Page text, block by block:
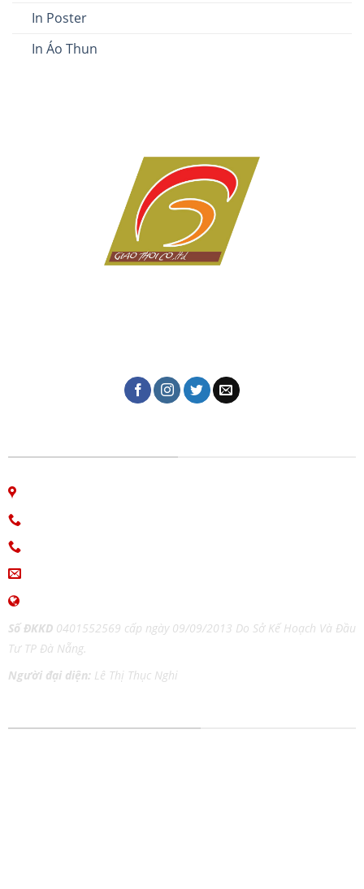
In Poster
In Áo Thun
Số ĐKKD0401552569 cấp ngày 09/09/2013 Do Sở Kế Hoạch Và Đầu
Tư TP Đà Nẵng.
Người đại diện: Lê Thị Thục Nghi